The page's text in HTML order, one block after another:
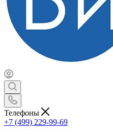
Телефоны
+7 (499) 229-99-69